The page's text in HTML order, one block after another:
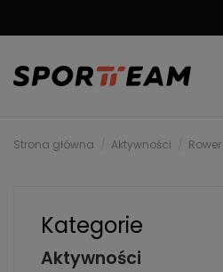
Strona główna Aktywności Rower
Kategorie
Aktywności